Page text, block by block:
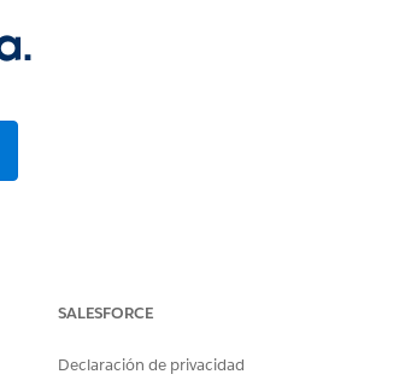
SALESFORCE
Declaración de privacidad